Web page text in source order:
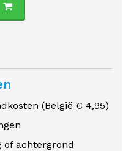
(België € 4,95)
of achtergrond